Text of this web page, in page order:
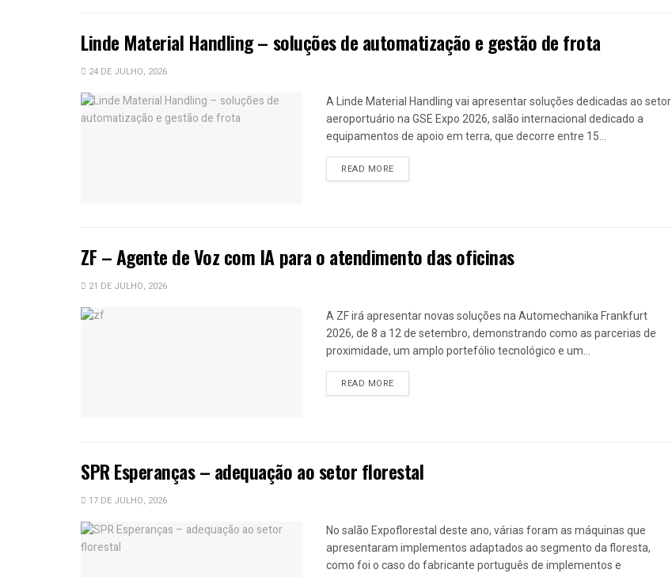
Linde Material Handling – soluções de automatização e gestão de frota
24 DE JULHO, 2026
A Linde Material Handling vai apresentar soluções dedicadas ao setor
aeroportuário na GSE Expo 2026, salão internacional dedicado a
equipamentos de apoio em terra, que decorre entre 15...
READ MOREDETAILS
ZF – Agente de Voz com IA para o atendimento das oficinas
21 DE JULHO, 2026
A ZF irá apresentar novas soluções na Automechanika Frankfurt
2026, de 8 a 12 de setembro, demonstrando como as parcerias de
proximidade, um amplo portefólio tecnológico e um...
READ MOREDETAILS
SPR Esperanças – adequação ao setor florestal
17 DE JULHO, 2026
No salão Expoflorestal deste ano, várias foram as máquinas que
apresentaram implementos adaptados ao segmento da floresta,
como foi o caso do fabricante português de implementos e